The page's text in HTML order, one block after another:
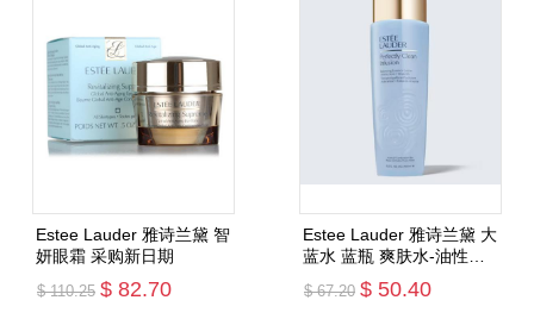
Estee Lauder 雅诗兰黛 智
妍眼霜 采购新日期
$ 110.25 $ 82.70
Estee Lauder 雅诗兰黛 大
蓝水 蓝瓶 爽肤水-油性皮
肤（一箱4瓶）--日期：
2027.01
$ 67.20 $ 50.40